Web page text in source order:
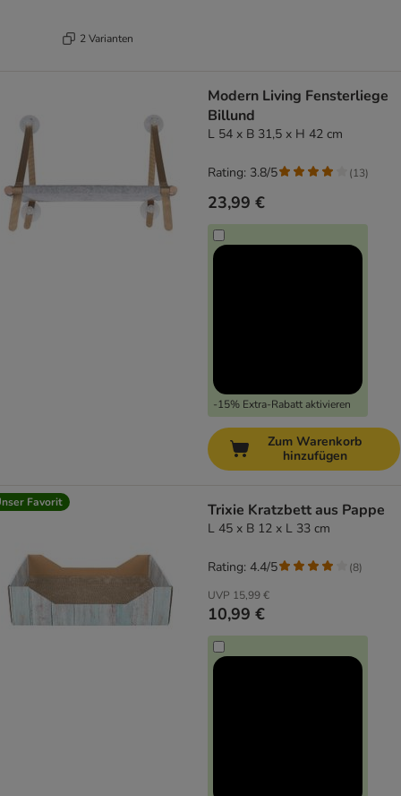
2 Varianten
Modern Living Fensterliege
Billund
L 54 x B 31,5 x H 42 cm
23,99 €
-15% Extra-Rabatt aktivieren
Rating: 3.8/5 (13)
Zum Warenkorb
hinzufügen
Favorit Trixie Kratzbett aus Pappe
L 45 x B 12 x L 33 cm
UVP 15,99 €
10,99 €
Rating: 4.4/5 (8)